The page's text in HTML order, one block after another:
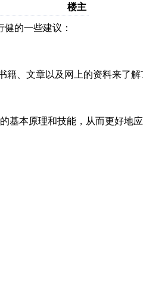
楼主
的一些建议：
、文章以及网上的资料来了解
基本原理和技能，从而更好地应